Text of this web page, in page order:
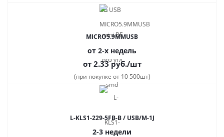
MICRO5.9MMUSB
от 2-х недель
от 2.33 руб./шт
(при покупке от 10 500шт)
L-KLS1-229-5FB-B / USB/M-1J
2-3 недели